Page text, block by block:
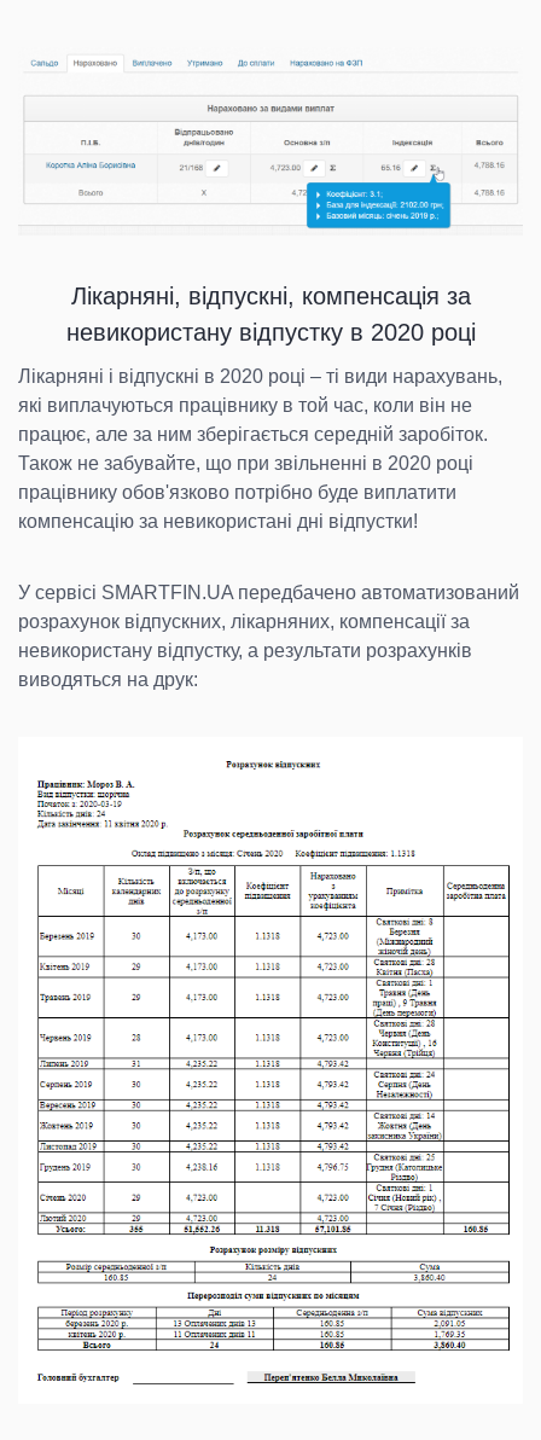
Лікарняні, відпускні, компенсація за
невикористану відпустку в 2020 році
Лікарняні і відпускні в 2020 році – ті види нарахувань,
які виплачуються працівнику в той час, коли він не
працює, але за ним зберігається середній заробіток.
Також не забувайте, що при звільненні в 2020 році
працівнику обов'язково потрібно буде виплатити
компенсацію за невикористані дні відпустки!
У сервісі SMARTFIN.UA передбачено автоматизований
розрахунок відпускних, лікарняних, компенсації за
невикористану відпустку, а результати розрахунків
виводяться на друк: